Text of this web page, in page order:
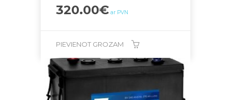
320.00€ ar PVN
PIEVIENOT GROZAM